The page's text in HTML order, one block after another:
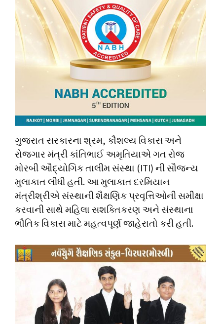
ગુજરાત સરકારના શ્રમ, કૌશલ્ય વિકાસ અને
રોજગાર મંત્રી કાંતિભાઈ અમૃતિયાએ ગત રોજ
મોરબી ઔદ્યોગિક તાલીમ સંસ્થા (ITI) ની સૌજન્ય
મુલાકાત લીધી હતી. આ મુલાકાત દરમિયાન
મંત્રીશ્રીએ સંસ્થાની શૈક્ષણિક પ્રવૃત્તિઓની સમીક્ષા
કરવાની સાથે મહિલા સશક્તિકરણ અને સંસ્થાના
ભૌતિક વિકાસ માટે મહત્વપૂર્ણ જાહેરાતો કરી હતી.